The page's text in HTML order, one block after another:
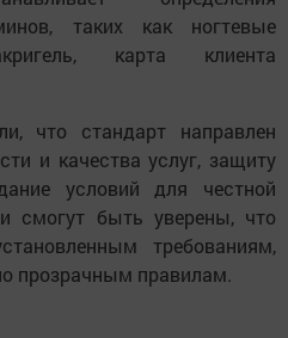
таких как ногтевые
карта клиента
что стандарт направлен
и качества услуг, защиту
условий для честной
смогут быть уверены, что
требованиям,
прозрачным правилам.